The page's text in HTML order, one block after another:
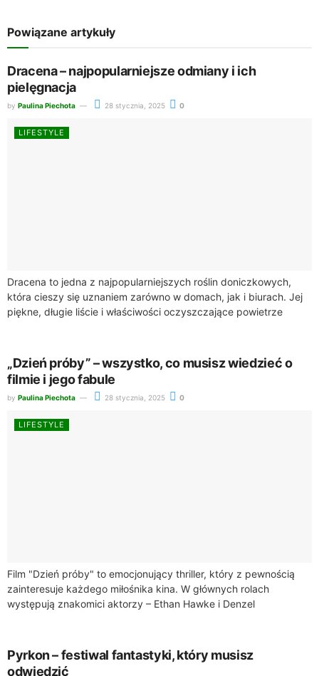
Powiązane artykuły
Dracena – najpopularniejsze odmiany i ich
pielęgnacja
by Paulina Piechota 28 stycznia, 2025 0
LIFESTYLE
Dracena to jedna z najpopularniejszych roślin doniczkowych,
która cieszy się uznaniem zarówno w domach, jak i biurach. Jej
piękne, długie liście i właściwości oczyszczające powietrze
„Dzień próby” – wszystko, co musisz wiedzieć o
filmie i jego fabule
by Paulina Piechota 28 stycznia, 2025 0
LIFESTYLE
Film "Dzień próby" to emocjonujący thriller, który z pewnością
zainteresuje każdego miłośnika kina. W głównych rolach
występują znakomici aktorzy – Ethan Hawke i Denzel
Pyrkon – festiwal fantastyki, który musisz
odwiedzić